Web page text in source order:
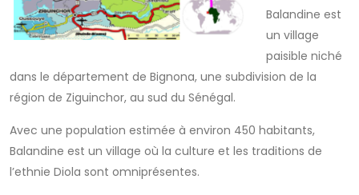
Balandine est
un village
paisible niché
dans le département de Bignona, une subdivision de la
région de Ziguinchor, au sud du Sénégal.
Avec une population estimée à environ 450 habitants,
Balandine est un village où la culture et les traditions de
l’ethnie Diola sont omniprésentes.